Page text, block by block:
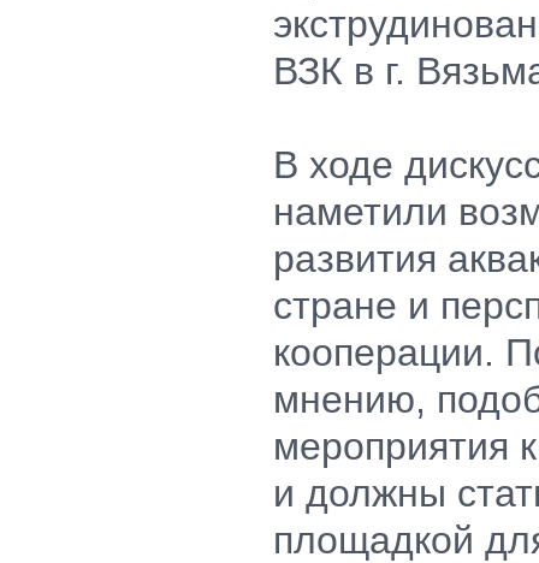
ВЗК в г.
В ходе
наметили
развития
стране и
кооперации.
мнению,
мероприятия
и должны
площадкой